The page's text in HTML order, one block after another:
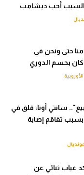
أحب ديشامب
حتى ونحن في
كان بحسم الدوري
سانتي أونا: قلق في
تفاقم إصابة
غياب ثنائي عن